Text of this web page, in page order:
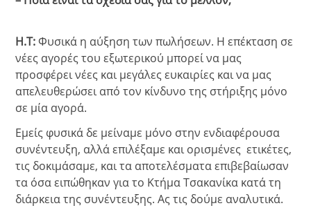
Η.Τ:Φυσικά η αύξηση των πωλήσεων. Η επέκταση σε
νέες αγορές του εξωτερικού μπορεί να μας
προσφέρει νέες και μεγάλες ευκαιρίες και να μας
απελευθερώσει από τον κίνδυνο της στήριξης μόνο
σε μία αγορά.
Εμείς φυσικά δε μείναμε μόνο στην ενδιαφέρουσα
συνέντευξη, αλλά επιλέξαμε και ορισμένες ετικέτες,
τις δοκιμάσαμε, και τα αποτελέσματα επιβεβαίωσαν
τα όσα ειπώθηκαν για το Κτήμα Τσακανίκα κατά τη
διάρκεια της συνέντευξης. Ας τις δούμε αναλυτικά.